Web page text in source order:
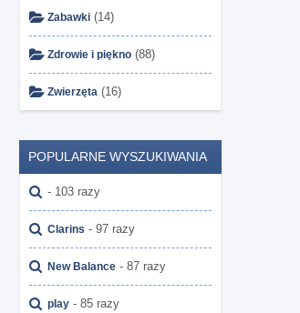
Zabawki (14)
Zdrowie i piękno (88)
Zwierzęta (16)
POPULARNE WYSZUKIWANIA
- 103 razy
Clarins - 97 razy
New Balance - 87 razy
play - 85 razy